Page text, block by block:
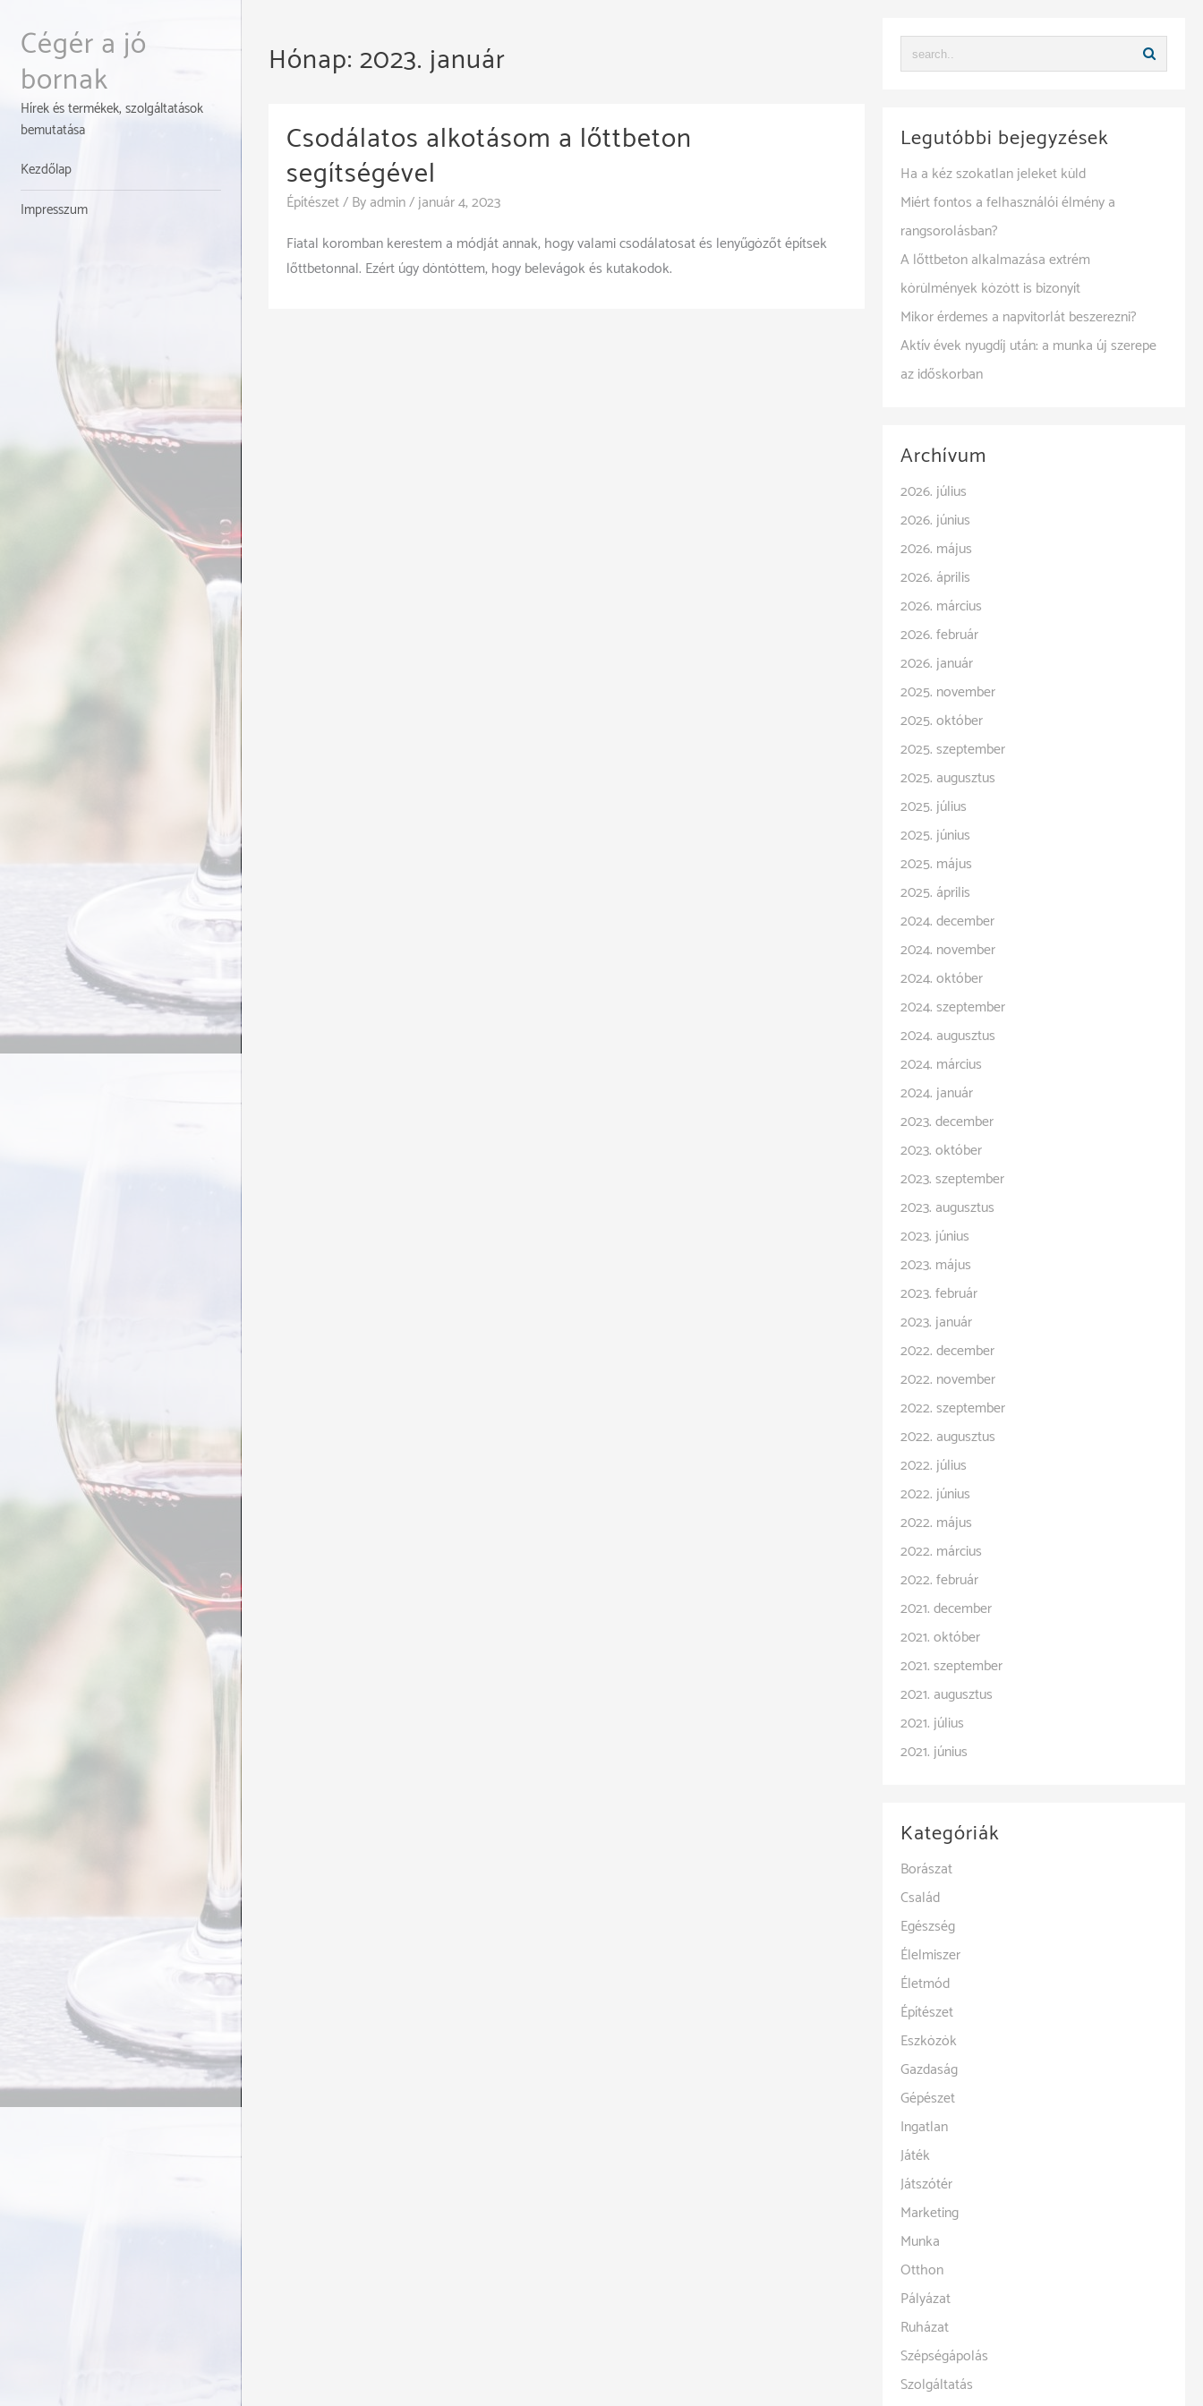
contentCégér a jó
bornak
Hírek és termékek, szolgáltatások
bemutatása
Kezdőlap
Impresszum
Hónap: 2023. január
Csodálatos alkotásom a lőttbeton
segítségével
Építészet/ Byadmin/január 4, 2023
Fiatal koromban kerestem a módját annak, hogy valami csodálatosat és lenyűgözőt építsek
lőttbetonnal. Ezért úgy döntöttem, hogy belevágok és kutakodok.
Legutóbbi bejegyzések
Ha a kéz szokatlan jeleket küld
Miért fontos a felhasználói élmény a
rangsorolásban?
A lőttbeton alkalmazása extrém
körülmények között is bizonyít
Mikor érdemes a napvitorlát beszerezni?
Aktív évek nyugdíj után: a munka új szerepe
az időskorban
Archívum
2026. július
2026. június
2026. május
2026. április
2026. március
2026. február
2026. január
2025. november
2025. október
2025. szeptember
2025. augusztus
2025. július
2025. június
2025. május
2025. április
2024. december
2024. november
2024. október
2024. szeptember
2024. augusztus
2024. március
2024. január
2023. december
2023. október
2023. szeptember
2023. augusztus
2023. június
2023. május
2023. február
2023. január
2022. december
2022. november
2022. szeptember
2022. augusztus
2022. július
2022. június
2022. május
2022. március
2022. február
2021. december
2021. október
2021. szeptember
2021. augusztus
2021. július
2021. június
Kategóriák
Borászat
Család
Egészség
Élelmiszer
Életmód
Építészet
Eszközök
Gazdaság
Gépészet
Ingatlan
Játék
Játszótér
Marketing
Munka
Otthon
Pályázat
Ruházat
Szépségápolás
Szolgáltatás